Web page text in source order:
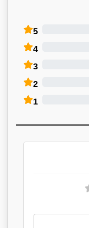
5
4
3
2
1